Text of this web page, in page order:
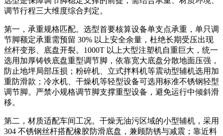
调节行程三大维度综合判定。
第一，承重规格匹配。选型首要核算设备单支点承重，单只调
节脚额定承重需预留 30% 以上安全余量，杜绝长期受压出现
丝杆变形、底盘开裂。1000T 以上大型注塑机自重巨大，统一
选用加厚铸铁底盘重型调节脚，依靠宽大底盘分散地面压强，
防止地坪局部压损；粉碎机、立式拌料机等震动型辅机选用加
重防滑款；冷水机、干燥机等轻型设备可选用标准不锈钢轻型
调节脚。严禁小规格调节脚支撑重型设备，避免运行中倾斜滑
移。
第二，材质适配车间工况。干燥无油污区域的小型辅机，采用
304 不锈钢丝杆搭配橡胶防滑底盘，兼顾防锈与减震；靠近料